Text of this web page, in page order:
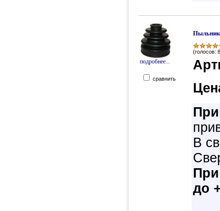
подробнее...
сравнить
Пыльник
(голосов:
В
до